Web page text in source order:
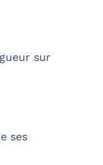
sur
ses